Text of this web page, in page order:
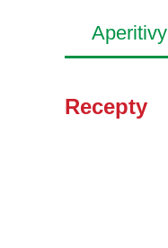
Aperitivy
Recepty